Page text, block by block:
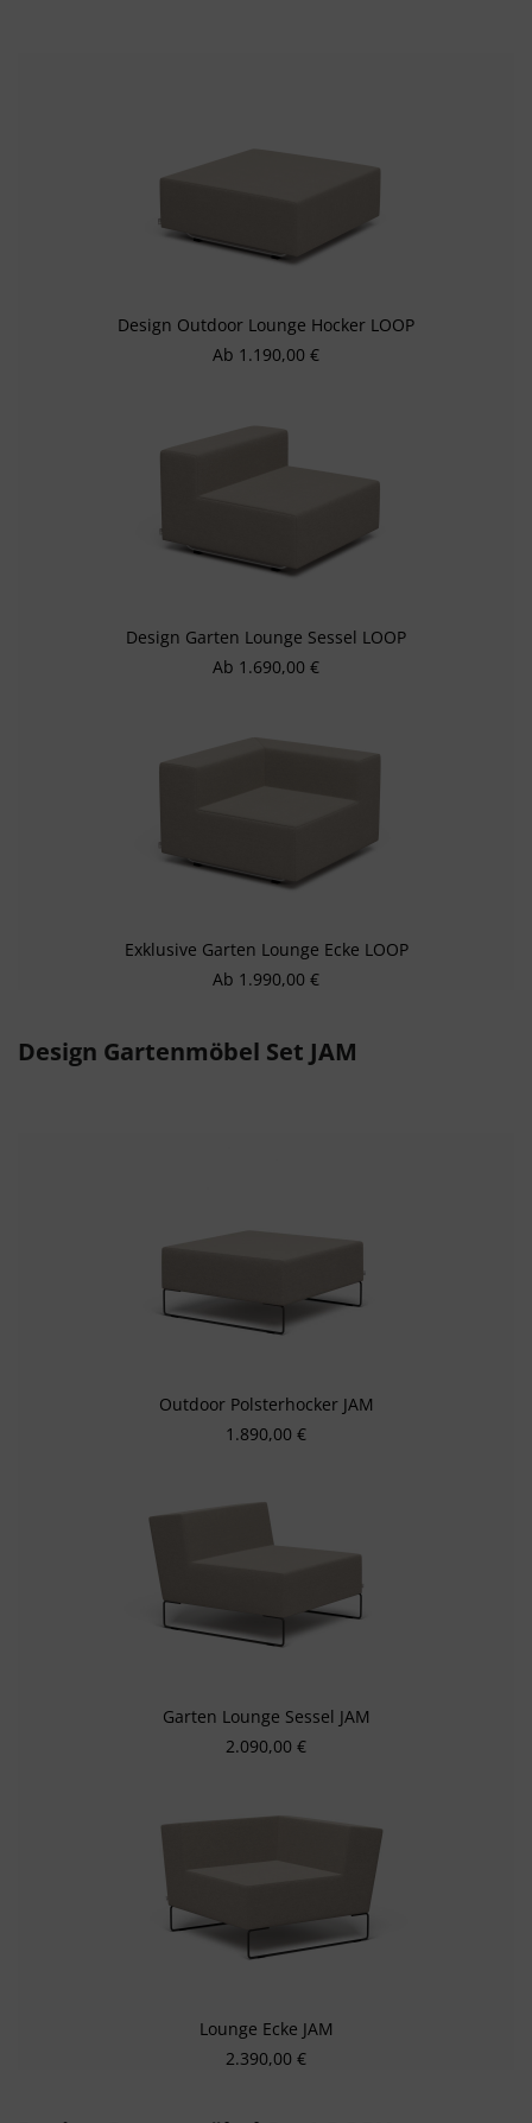
Design Outdoor Lounge Hocker LOOP
Regulärer Preis:
Ab 1.190,00 €
Design Garten Lounge Sessel LOOP
Regulärer Preis:
Ab 1.690,00 €
Exklusive Garten Lounge Ecke LOOP
Regulärer Preis:
Ab 1.990,00 €
Design Gartenmöbel Set JAM
Outdoor Polsterhocker JAM
Regulärer Preis:
1.890,00 €
Garten Lounge Sessel JAM
Regulärer Preis:
2.090,00 €
Lounge Ecke JAM
Regulärer Preis:
2.390,00 €